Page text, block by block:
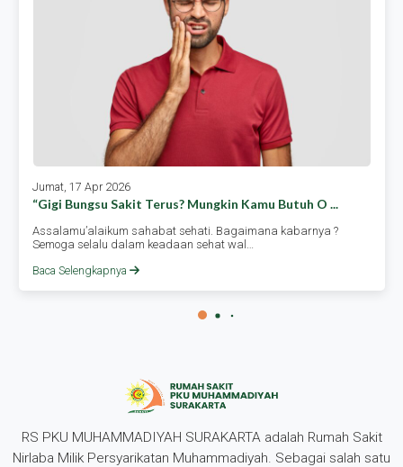
Jumat, 17 Apr 2026
“gigi Bungsu Sakit Terus? Mungkin Kamu Butuh O ...
Assalamu’alaikum sahabat sehati. Bagaimana kabarnya ?
Semoga selalu dalam keadaan sehat wal…
Baca Selengkapnya
RS PKU MUHAMMADIYAH SURAKARTA adalah Rumah Sakit
Nirlaba Milik Persyarikatan Muhammadiyah. Sebagai salah satu